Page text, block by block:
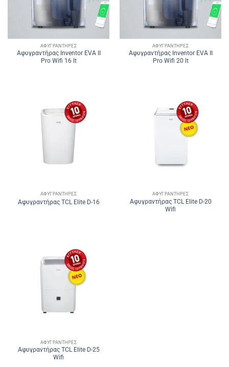
ΑΦΥΓΡΑΝΤΉΡΕΣ
Αφυγραντήρας Inventor EVA II
Pro Wifi 16 lt
ΑΦΥΓΡΑΝΤΉΡΕΣ
Αφυγραντήρας Inventor EVA II
Pro Wifi 20 lt
ΑΦΥΓΡΑΝΤΉΡΕΣ
Αφυγραντήρας TCL Elite D-16
ΑΦΥΓΡΑΝΤΉΡΕΣ
Αφυγραντήρας TCL Elite D-20
Wifi
ΑΦΥΓΡΑΝΤΉΡΕΣ
Αφυγραντήρας TCL Elite D-25
Wifi